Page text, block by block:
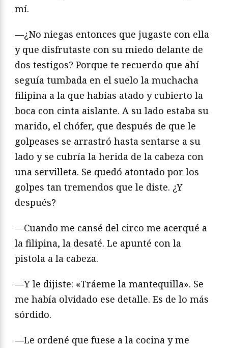
mí.
—¿No niegas entonces que jugaste con ella
y que disfrutaste con su miedo delante de
dos testigos? Porque te recuerdo que ahí
seguía tumbada en el suelo la muchacha
filipina a la que habías atado y cubierto la
boca con cinta aislante. A su lado estaba su
marido, el chófer, que después de que le
golpeases se arrastró hasta sentarse a su
lado y se cubría la herida de la cabeza con
una servilleta. Se quedó atontado por los
golpes tan tremendos que le diste. ¿Y
después?
—Cuando me cansé del circo me acerqué a
la filipina, la desaté. Le apunté con la
pistola a la cabeza.
—Y le dijiste: «Tráeme la mantequilla». Se
me había olvidado ese detalle. Es de lo más
sórdido.
—Le ordené que fuese a la cocina y me